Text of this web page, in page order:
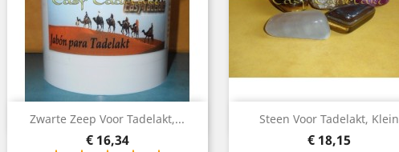
Zwarte Zeep Voor Tadelakt,...
Prijs
€ 16,34
Snelle weergave Steen Voor Tadelakt, Klein
Prijs
€ 18,15
Snelle weergave